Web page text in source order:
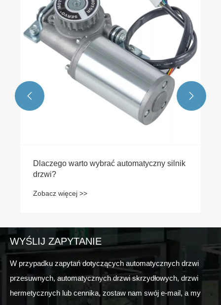
Dlaczego warto wybrać automatyczny silnik
drzwi?
Zobacz więcej >>
 
WYŚLIJ ZAPYTANIE
W przypadku zapytań dotyczących automatycznych drzwi
przesuwnych, automatycznych drzwi skrzydłowych, drzwi
hermetycznych lub cennika, zostaw nam swój e-mail, a my